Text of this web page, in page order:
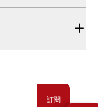
訂閱